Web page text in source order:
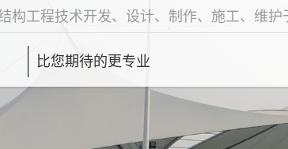
构工程技术开发、设计、制作、施工、维护
比您期待的更专业